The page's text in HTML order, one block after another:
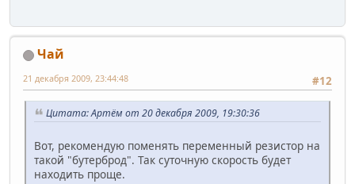
Чай
#12
21 декабря 2009, 23:44:48
Цитата: Артём от 20 декабря 2009, 19:30:36
Вот, рекомендую поменять переменный резистор на
такой "бутерброд". Так суточную скорость будет
находить проще.